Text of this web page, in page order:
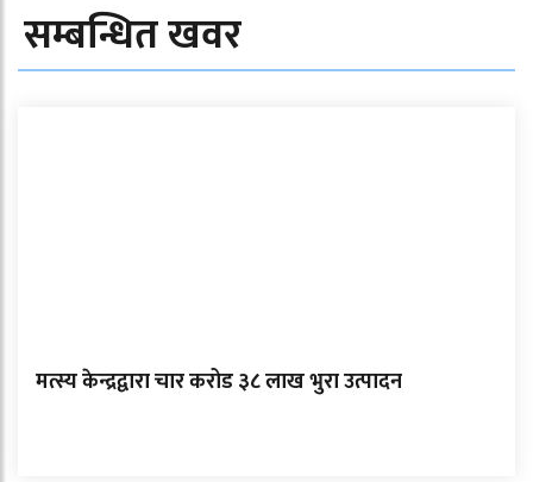
सम्बन्धित खवर
मत्स्य केन्द्रद्वारा चार करोड ३८ लाख भुरा उत्पादन